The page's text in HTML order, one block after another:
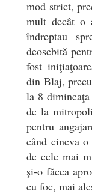
mod strict,
mult decât o
îndreptau
deosebită
fost
din Blaj,
la 8
de la
pentru
când cineva o
de cele mai
şi-o făcea
cu foc, mai